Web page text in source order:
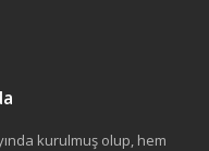
kurulmuş olup, hem